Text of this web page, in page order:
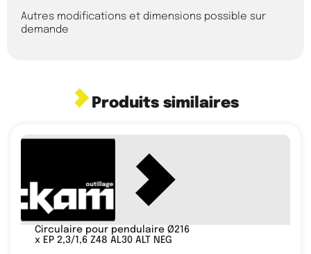
Autres modifications et dimensions possible sur
demande
Produits similaires
Circulaire pour pendulaire Ø216
x EP 2,3/1,6 Z48 AL30 ALT NEG